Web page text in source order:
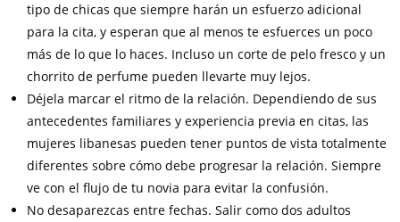
tipo de chicas que siempre harán un esfuerzo adicional
para la cita, y esperan que al menos te esfuerces un poco
más de lo que lo haces. Incluso un corte de pelo fresco y un
chorrito de perfume pueden llevarte muy lejos.
Déjela marcar el ritmo de la relación. Dependiendo de sus
antecedentes familiares y experiencia previa en citas, las
mujeres libanesas pueden tener puntos de vista totalmente
diferentes sobre cómo debe progresar la relación. Siempre
ve con el flujo de tu novia para evitar la confusión.
No desaparezcas entre fechas. Salir como dos adultos